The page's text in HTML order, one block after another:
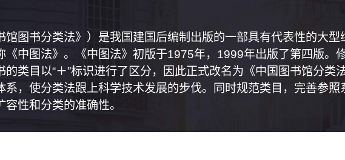
馆图书分类法》）是我国建国后编制出版的一部具有代表性的大型
中图法》。《中图法》初版于1975年，1999年出版了第四版。
类目以“＋”标识进行了区分，因此正式改名为《中国图书馆分类
，使分类法跟上科学技术发展的步伐。同时规范类目，完善参照
性和分类的准确性。